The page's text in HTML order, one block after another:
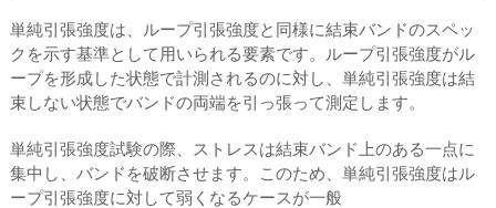
単純引張強度は、ループ引張強度と同様に結束バンドのスペッ
クを示す基準として用いられる要素です。ループ引張強度がル
ープを形成した状態で計測されるのに対し、単純引張強度は結
束しない状態でバンドの両端を引っ張って測定します。
単純引張強度試験の際、ストレスは結束バンド上のある一点に
集中し、バンドを破断させます。このため、単純引張強度はル
ープ引張強度に対して弱くなるケースが一般